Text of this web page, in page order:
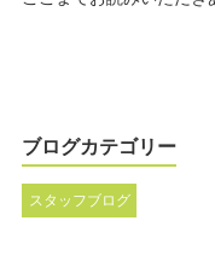
ブログカテゴリー
スタッフブログ